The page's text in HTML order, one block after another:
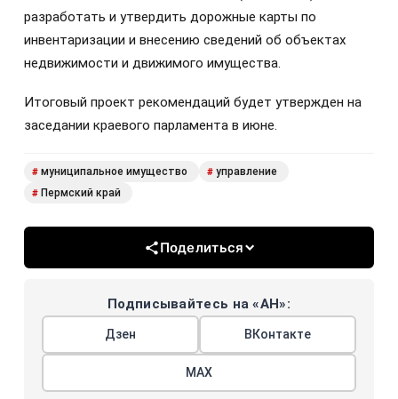
разработать и утвердить дорожные карты по
инвентаризации и внесению сведений об объектах
недвижимости и движимого имущества.
Итоговый проект рекомендаций будет утвержден на
заседании краевого парламента в июне.
# муниципальное имущество # управление
# Пермский край
Поделиться
Подписывайтесь на «АН»:
Дзен ВКонтакте
МАХ